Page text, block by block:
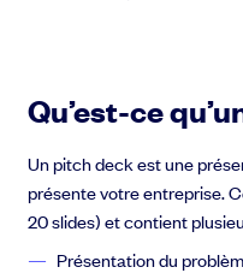
Qu’est-ce
Un pitch deck est une
présente votre entreprise.
20 slides) et contient
Présentation du